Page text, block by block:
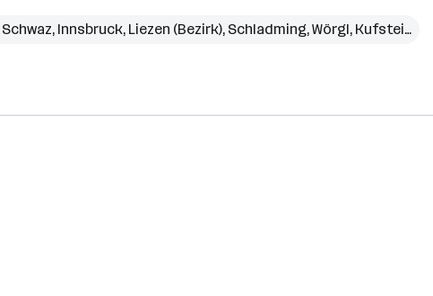
Schwaz, Innsbruck, Liezen (Bezirk), Schladming,Wörgl, Kufstein (Bezirk)